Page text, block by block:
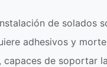
de solados
adhesivos y
capaces de soportar